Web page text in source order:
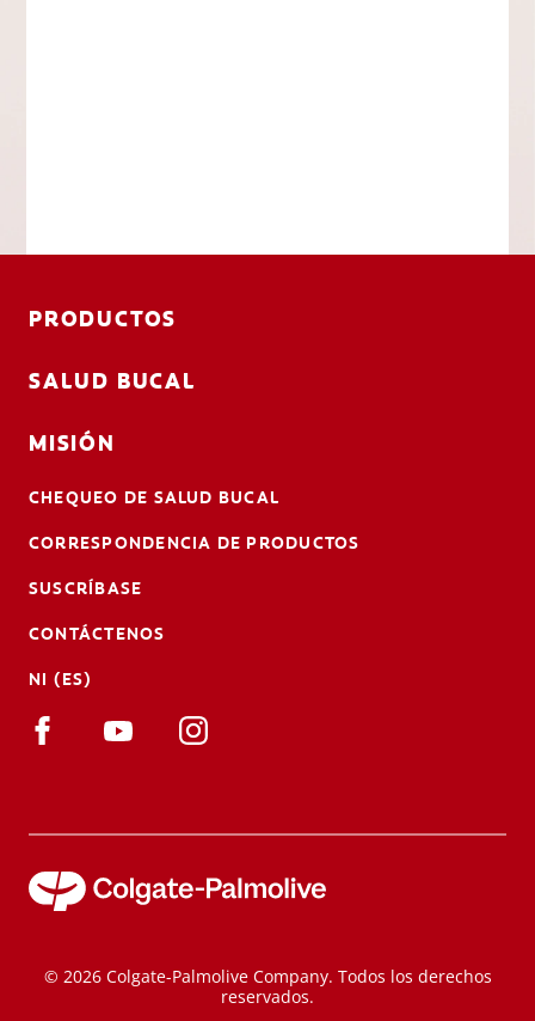
PRODUCTOS
SALUD BUCAL
MISIÓN
CHEQUEO DE SALUD BUCAL
CORRESPONDENCIA DE PRODUCTOS
SUSCRÍBASE
CONTÁCTENOS
NI (ES)
© 2026 Colgate-Palmolive Company. Todos los derechos
reservados.